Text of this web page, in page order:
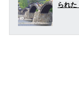
られ